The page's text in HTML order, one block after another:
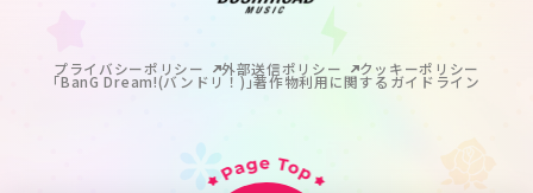
プライバシーポリシー 外部送信ポリシー クッキーポリシー
｢BanG Dream!(バンドリ！)｣著作物利用に関するガイドライン